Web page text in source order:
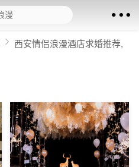
西安情侣浪漫酒店求婚推荐,